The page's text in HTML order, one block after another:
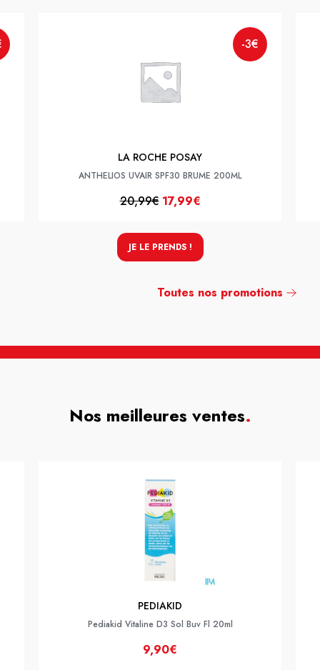
-3€
LA ROCHE POSAY
ANTHELIOS UVAIR SPF30 BRUME 200ML
20,99€ 17,99€
JE LE PRENDS !
Toutes nos promotions
Nos meilleures ventes.
PEDIAKID
Pediakid Vitaline D3 Sol Buv Fl 20ml
9,90€